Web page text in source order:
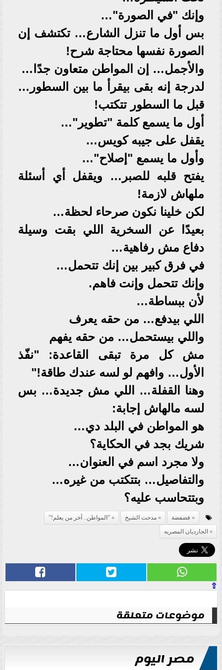
وإنك "في الصورة"…
بس أول ما تنزل الشارع… تكتشف إن
الصورة نفسها محتاجة شرح!
والأجمل… إن المواطن متعاون جدًا…
لدرجة إنه بقى بيقرأ ما بين السطور…
قبل ما السطور تتكتب!
أول ما يسمع كلمة "تطوير"…
يقفل على جيبه كويس…
وأول ما يسمع "إصلاح"…
يفتح قلبه للصبر… ويقفل أي أسئلة
ملهاش لازمة!
لكن خلينا نكون صرحاء لحظة…
بعيدًا عن السخرية اللي بقت وسيلة
دفاع مش رفاهية…
في فرق كبير بين إنك تتحمل…
وإنك تتحمل وإنت فاهم.
لأن ببساطة…
اللي بيدفع… من حقه يعرف
واللي بيستحمل… من حقه يفهم
مش كل مرة تبقى القاعدة: "نفّذ
الأول… وافهم لو لسه عندك طاقة!"
وهنا القفلة… اللي مش جديدة… بس
لسه مالهاش إجابة:
هو المواطن في البلد دي…
شريك بجد في الحكاية؟
ولا مجرد اسم في العنوان…
والتفاصيل… بتتكتب من غيره…
وبتتحاسب عليه؟
فضفضة مدحت الشيخ
”المواطن.. آخر من يعلم!”
الجارديان المصريه
⇧
موضوعات متعلقة
مصر اليوم